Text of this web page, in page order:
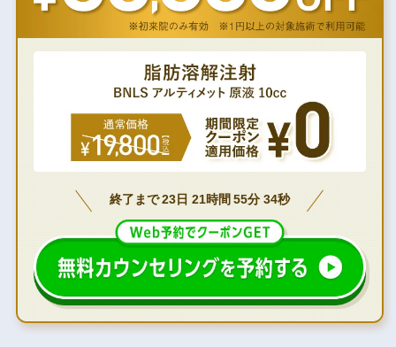
終了まで 23日 21時間 55分 33秒